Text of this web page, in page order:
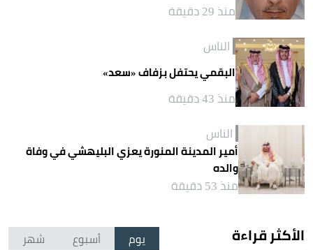
منذ 29 دقيقة
الناس
البقمي يحتفل بزفاف «سعد»
منذ 43 دقيقة
الناس
أمير المدينة المنورة يعزي البليهشي في وفاة
والده
منذ 53 دقيقة
الأكثر قراءة يوم أسبوع شهر